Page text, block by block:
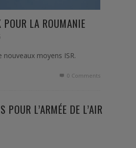
LA ROUMANIE
moyens ISR.
0 Comments
POUR L’ARMÉE DE L’AIR